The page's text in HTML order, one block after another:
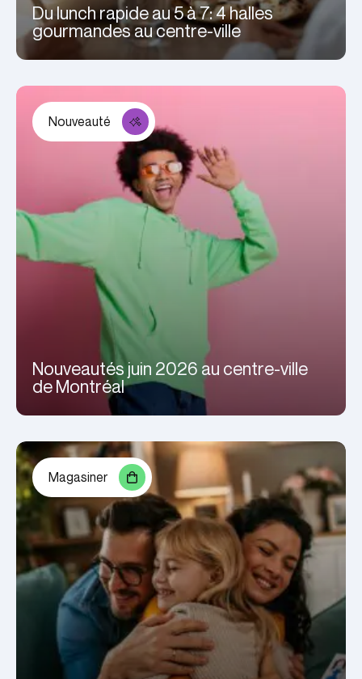
Du lunch rapide au 5 à 7: 4 halles
gourmandes au centre-ville
Nouveauté
Nouveautés juin 2026 au centre-ville
de Montréal
Magasiner